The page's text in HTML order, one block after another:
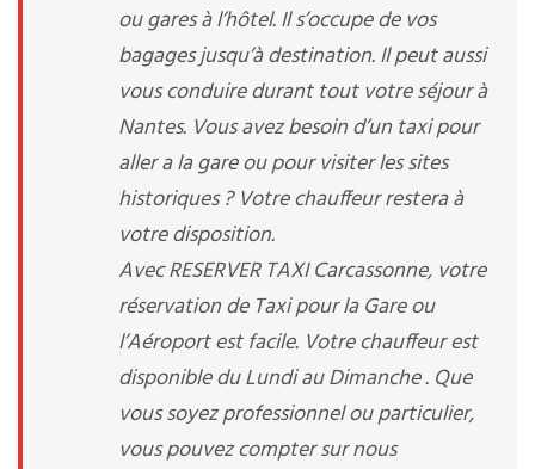
ou gares à l’hôtel. Il s’occupe de vos
bagages jusqu’à destination. Il peut aussi
vous conduire durant tout votre séjour à
Nantes. Vous avez besoin d’un taxi pour
aller a la gare ou pour visiter les sites
historiques ? Votre chauffeur restera à
votre disposition.
Avec RESERVER TAXI Carcassonne, votre
réservation de Taxi pour la Gare ou
l’Aéroport est facile. Votre chauffeur est
disponible du Lundi au Dimanche . Que
vous soyez professionnel ou particulier,
vous pouvez compter sur nous